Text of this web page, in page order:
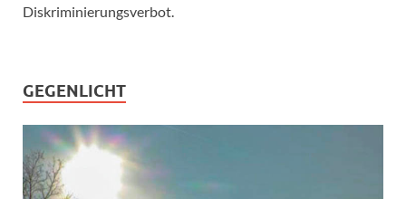
Diskriminierungsverbot.
GEGENLICHT